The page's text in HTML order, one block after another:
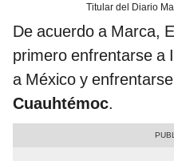
Titular del Diario
De acuerdo a Marca,
primero enfrentarse a
a México y
Cuauhtémoc.